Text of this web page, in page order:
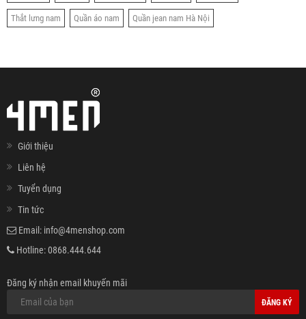
Thắt lưng nam Quần áo nam Quần jean nam Hà Nội
Giới thiệu
Liên hệ
Tuyển dụng
Tin tức
Email: info@4menshop.com
Hotline:0868.444.644
Đăng ký nhận email khuyến mãi
ĐĂNG KÝ